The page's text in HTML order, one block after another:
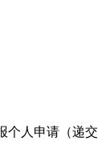
个人申请（递交